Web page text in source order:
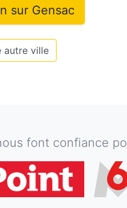
sur Gensac
autre ville
font confiance